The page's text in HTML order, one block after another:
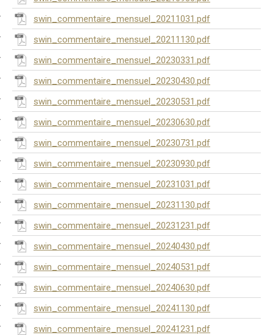
swin_commentaire_mensuel_20211031.pdf
swin_commentaire_mensuel_20211130.pdf
swin_commentaire_mensuel_20230331.pdf
swin_commentaire_mensuel_20230430.pdf
swin_commentaire_mensuel_20230531.pdf
swin_commentaire_mensuel_20230630.pdf
swin_commentaire_mensuel_20230731.pdf
swin_commentaire_mensuel_20230930.pdf
swin_commentaire_mensuel_20231031.pdf
swin_commentaire_mensuel_20231130.pdf
swin_commentaire_mensuel_20231231.pdf
swin_commentaire_mensuel_20240430.pdf
swin_commentaire_mensuel_20240531.pdf
swin_commentaire_mensuel_20240630.pdf
swin_commentaire_mensuel_20241130.pdf
swin_commentaire_mensuel_20241231.pdf